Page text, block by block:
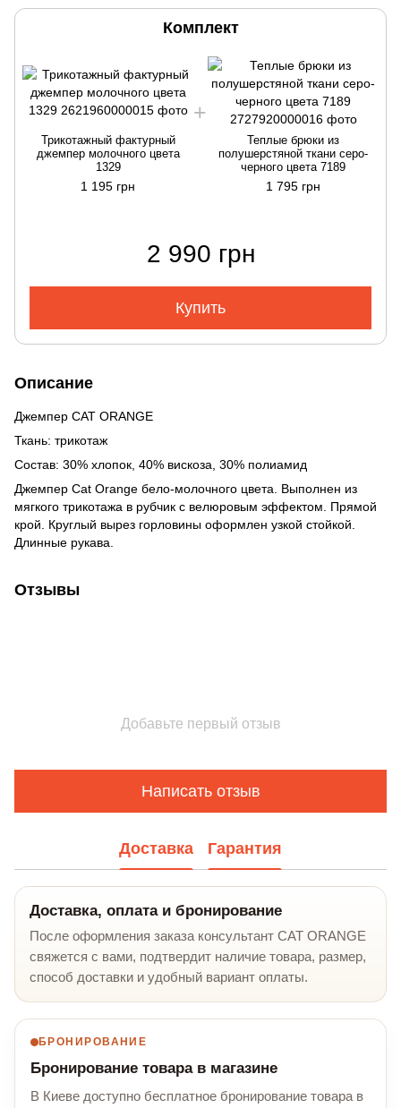
Комплект
Трикотажный фактурный
джемпер молочного цвета
1329
1 195 грн
Теплые брюки из
полушерстяной ткани серо-
черного цвета 7189
1 795 грн
2 990 грн
Купить
Описание
Джемпер CAT ORANGE
Ткань: трикотаж
Состав: 30% хлопок, 40% вискоза, 30% полиамид
Джемпер Cat Orange бело-молочного цвета. Выполнен из
мягкого трикотажа в рубчик с велюровым эффектом. Прямой
крой. Круглый вырез горловины оформлен узкой стойкой.
Длинные рукава.
Отзывы
Добавьте первый отзыв
Написать отзыв
Доставка Гарантия
Доставка, оплата и бронирование
После оформления заказа консультант CAT ORANGE
свяжется с вами, подтвердит наличие товара, размер,
способ доставки и удобный вариант оплаты.
БРОНИРОВАНИЕ
Бронирование товара в магазине
В Киеве доступно бесплатное бронирование товара в